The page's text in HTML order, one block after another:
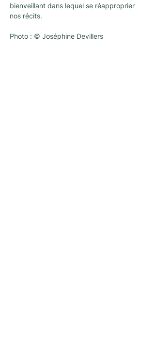
bienveillant dans lequel se réapproprier
nos récits.
Photo : © Joséphine Devillers